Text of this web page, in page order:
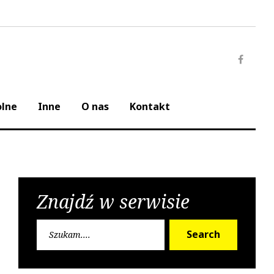
Inne O nas Kontakt
Znajdź w serwisie
Search